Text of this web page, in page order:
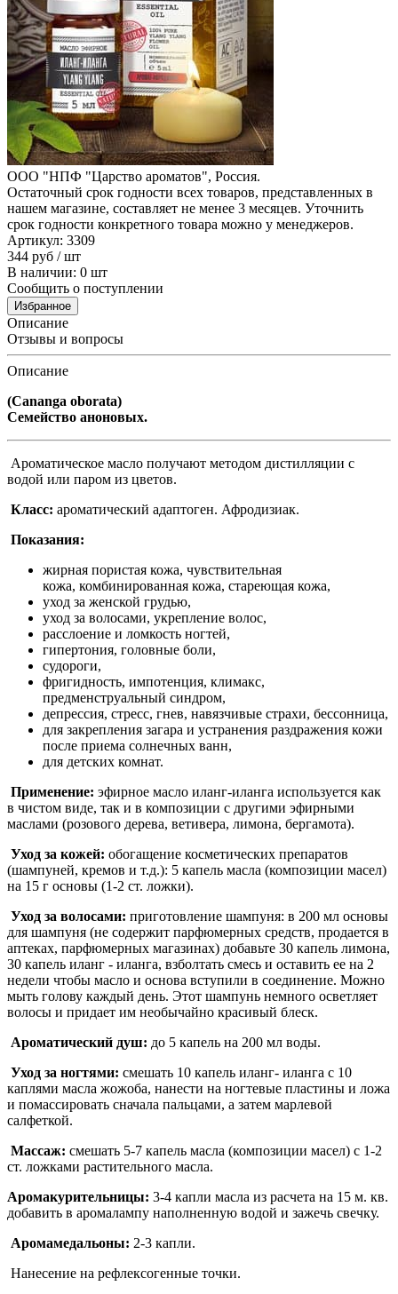
ООО "НПФ "Царство ароматов", Россия.
Остаточный срок годности всех товаров, представленных в
нашем магазине, составляет не менее 3 месяцев. Уточнить
срок годности конкретного товара можно у менеджеров.
Артикул: 3309
344 руб / шт
В наличии: 0 шт
Сообщить о поступлении
Избранное
Описание
Отзывы и вопросы
Описание
(Cananga oborata)
Семейство аноновых.
Ароматическое масло получают методом дистилляции с
водой или паром из цветов.
Класс: ароматический адаптоген. Афродизиак.
Показания:
жирная пористая кожа, чувствительная
кожа, комбинированная кожа, стареющая кожа,
уход за женской грудью,
уход за волосами, укрепление волос,
расслоение и ломкость ногтей,
гипертония, головные боли,
судороги,
фригидность, импотенция, климакс,
предменструальный синдром,
депрессия, стресс, гнев, навязчивые страхи, бессонница,
для закрепления загара и устранения раздражения кожи
после приема солнечных ванн,
для детских комнат.
Применение: эфирное масло иланг-иланга используется как
в чистом виде, так и в композиции с другими эфирными
маслами (розового дерева, ветивера, лимона, бергамота).
Уход за кожей: обогащение косметических препаратов
(шампуней, кремов и т.д.): 5 капель масла (композиции масел)
на 15 г основы (1-2 ст. ложки).
Уход за волосами: приготовление шампуня: в 200 мл основы
для шампуня (не содержит парфюмерных средств, продается в
аптеках, парфюмерных магазинах) добавьте 30 капель лимона,
30 капель иланг - иланга, взболтать смесь и оставить ее на 2
недели чтобы масло и основа вступили в соединение. Можно
мыть голову каждый день. Этот шампунь немного осветляет
волосы и придает им необычайно красивый блеск.
Ароматический душ: до 5 ка­пель на 200 мл воды.
Уход за ногтями: смешать 10 капель иланг- иланга с 10
каплями масла жожоба, нанести на ногтевые пластины и ложа
и помассировать сначала пальцами, а затем марлевой
салфеткой.
Массаж: смешать 5-7 капель масла (композиции масел) с 1-2
ст. ложками растительного масла.
Аромакурительницы: 3-4 капли масла из расчета на 15 м. кв.
добавить в аромалампу наполненную водой и зажечь свечку.
Аромамедальоны: 2-3 капли.
Нанесение на рефлексогенные точки.